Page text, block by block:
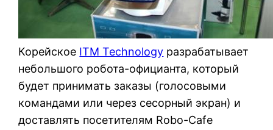
Корейское ITM Technology разрабатывает
небольшого робота-официанта, который
будет принимать заказы (голосовыми
командами или через сесорный экран) и
доставлять посетителям Robo-Cafe